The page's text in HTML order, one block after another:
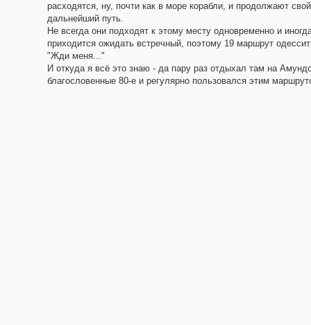
расходятся, ну, почти как в море корабли, и продолжают свой
дальнейший путь.
Не всегда они подходят к этому месту одновременно и
приходится ожидать встречный, поэтому 19 маршрут
"Жди меня..."
И откуда я всё это знаю - да пару раз отдыхал там на
благословенные 80-е и регулярно пользовался этим